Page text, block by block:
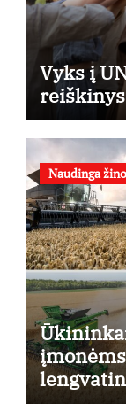
Vyks į
reiškinys
Naudinga